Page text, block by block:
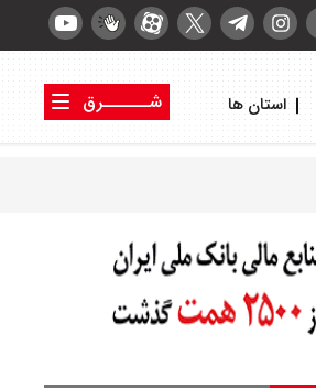
استان ها
شــــــرق